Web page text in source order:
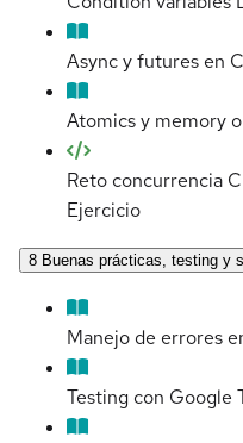
Async y futures en
Atomics y memory
Reto concurrencia
Ejercicio
8 Buenas prácticas, testing y
Manejo de errores
Testing con Google